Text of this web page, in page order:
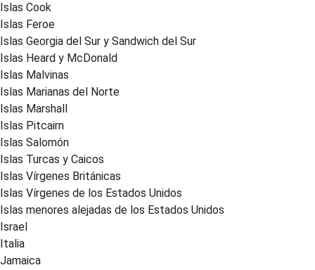
Islas Cook
Islas Feroe
Islas Georgia del Sur y Sandwich del Sur
Islas Heard y McDonald
Islas Malvinas
Islas Marianas del Norte
Islas Marshall
Islas Pitcairn
Islas Salomón
Islas Turcas y Caicos
Islas Vírgenes Británicas
Islas Vírgenes de los Estados Unidos
Islas menores alejadas de los Estados Unidos
Israel
Italia
Jamaica